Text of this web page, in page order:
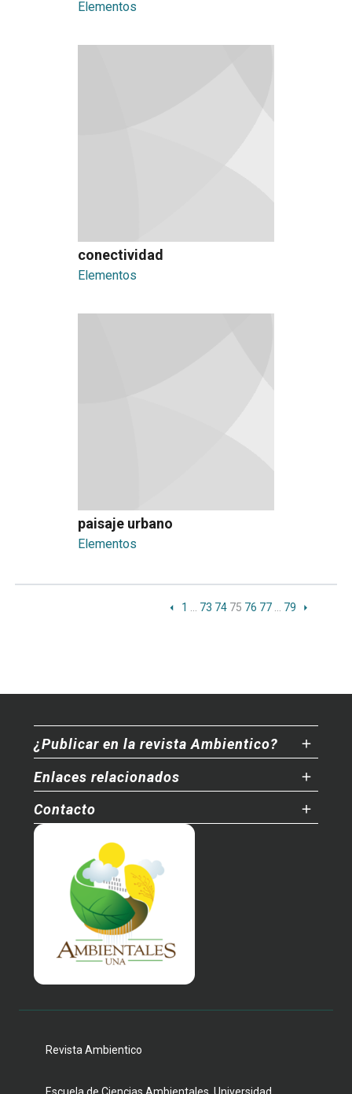
Elementos
conectividad
Elementos
paisaje urbano
Elementos
1 73 74 75 76 77 79
¿Publicar en la revista Ambientico?
Enlaces relacionados
Contacto
Revista Ambientico